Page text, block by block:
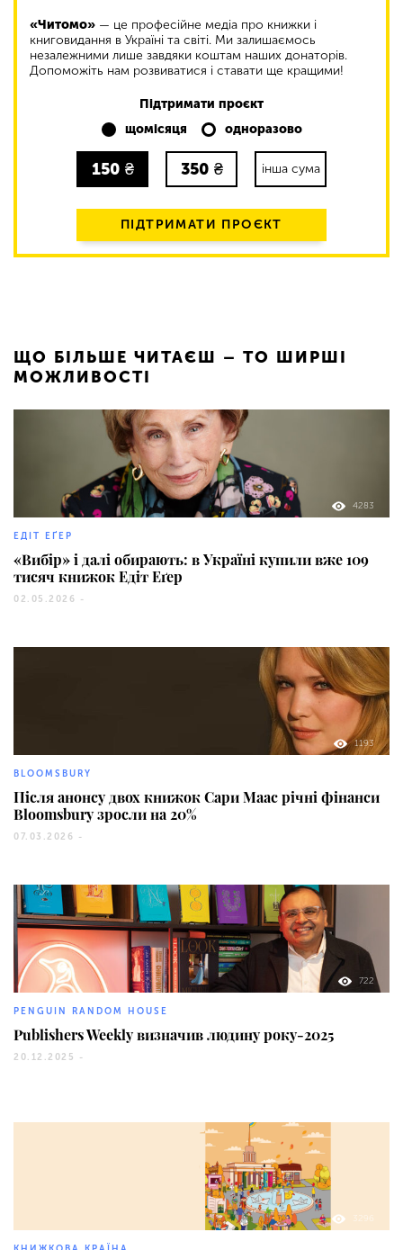
«Читомо» — це професійне медіа про книжки і
книговидання в Україні та світі. Ми залишаємось
незалежними лише завдяки коштам наших донаторів.
Допоможіть нам розвиватися і ставати ще кращими!
Підтримати проєкт
щомісяця
одноразово
150 ₴ 350 ₴ інша сума
ПІДТРИМАТИ ПРОЄКТ
ЩО БІЛЬШЕ ЧИТАЄШ – ТО ШИРШІ
МОЖЛИВОСТІ
4283
ЕДІТ ЕҐЕР
«Вибір» і далі обирають: в Україні купили вже 109
тисяч книжок Едіт Еґер
02.05.2026 -
1193
BLOOMSBURY
Після анонсу двох книжок Сари Маас річні фінанси
Bloomsbury зросли на 20%
07.03.2026 -
722
PENGUIN RANDOM HOUSE
Publishers Weekly визначив людину року-2025
20.12.2025 -
3296